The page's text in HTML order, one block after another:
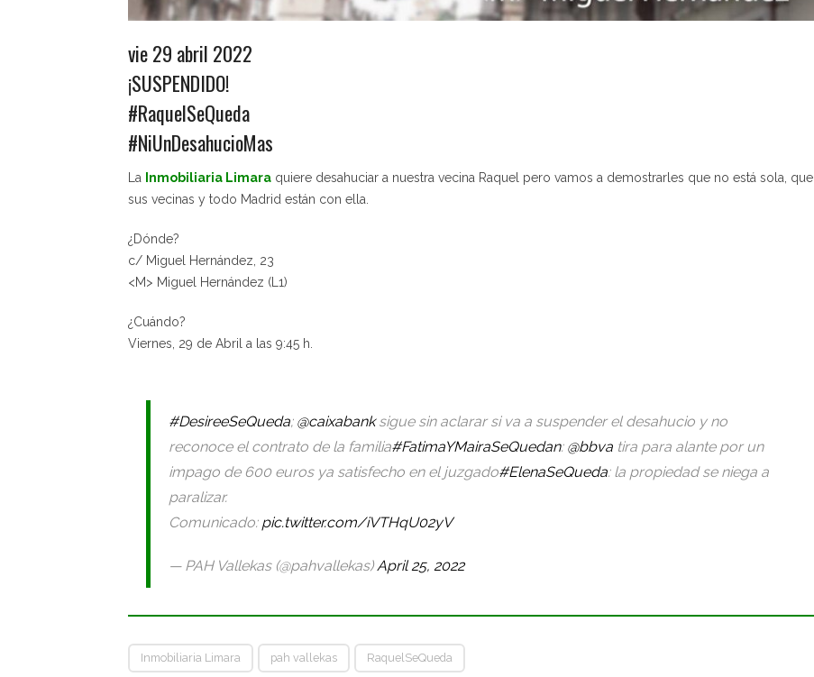
vie 29 abril 2022
¡SUSPENDIDO!
#RaquelSeQueda
#NiUnDesahucioMas
La Inmobiliaria Limara quiere desahuciar a nuestra vecina Raquel pero vamos a demostrarles que no está sola, que
sus vecinas y todo Madrid están con ella.
¿Dónde?
c/ Miguel Hernández, 23
<M> Miguel Hernández (L1)
¿Cuándo?
Viernes, 29 de Abril a las 9:45 h.
#DesireeSeQueda; @caixabanksigue sin aclarar si va a suspender el desahucio y no
reconoce el contrato de la familia#FatimaYMairaSeQuedan: @bbva tira para alante por un
impago de 600 euros ya satisfecho en el juzgado#ElenaSeQueda: la propiedad se niega a
paralizar.
Comunicado: pic.twitter.com/iVTHqU02yV
— PAH Vallekas (@pahvallekas) April 25, 2022
Inmobiliaria Limara pah vallekas RaquelSeQueda